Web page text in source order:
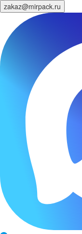
zakaz@mirpack.ru